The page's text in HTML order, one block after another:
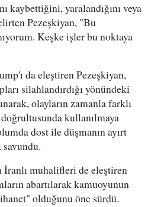
kaybettiğini, yaralandığını veya
Pezeşkiyan, "Bu
Keşke işler bu noktaya
da eleştiren Pezeşkiyan,
silahlandırdığı yönündeki
olayların zamanla farklı
kullanılmaya
dost ile düşmanın ayırt
savundu.
İranlı muhalifleri de eleştiren
abartılarak kamuoyunun
olduğunu öne sürdü.